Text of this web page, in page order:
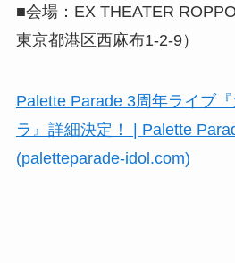
■会場：EX THEATER
東京都港区西麻布1-2-9）
Palette Parade 3周年ライブ
ラ』詳細決定！ | Palette
(paletteparade-idol.com)